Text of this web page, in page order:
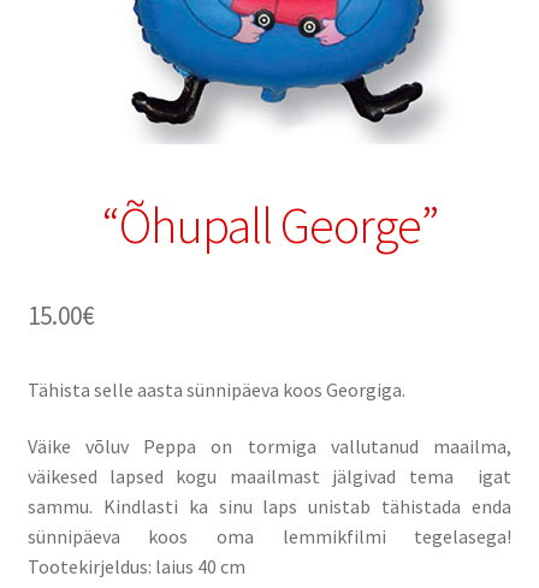
“Õhupall George”
15.00€
Tähista selle aasta sünnipäeva koos Georgiga.
Väike võluv Peppa on tormiga vallutanud maailma,
väikesed lapsed kogu maailmast jälgivad tema igat
sammu. Kindlasti ka sinu laps unistab tähistada enda
sünnipäeva koos oma lemmikfilmi tegelasega!
Tootekirjeldus: laius 40 cm